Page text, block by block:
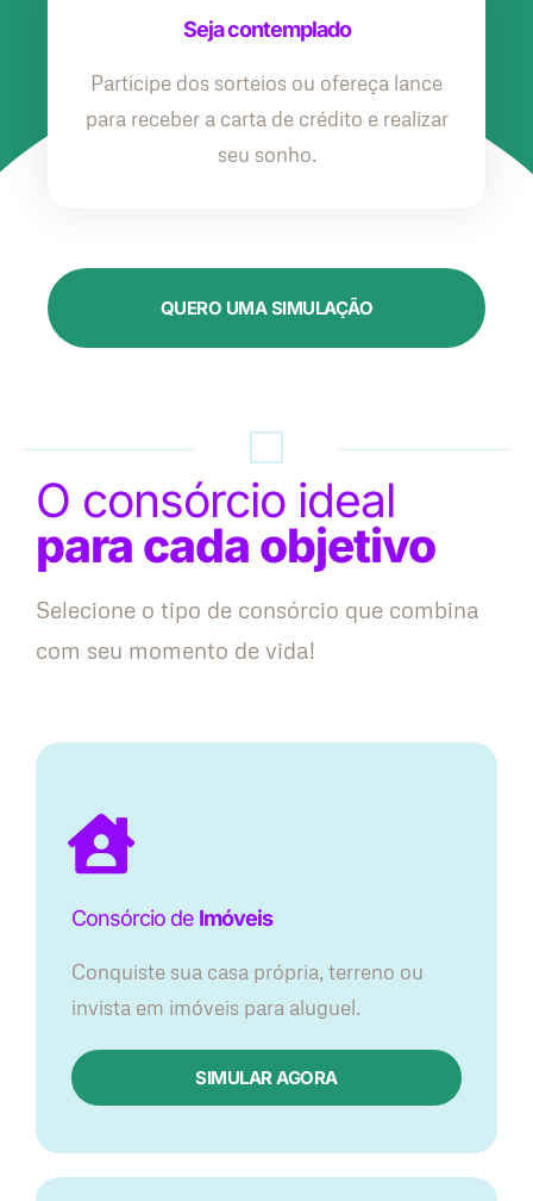
Seja contemplado
Participe dos sorteios ou ofereça lance
para receber a carta de crédito e realizar
seu sonho.
QUERO UMA SIMULAÇÃO
O consórcio ideal
para cada objetivo
Selecione o tipo de consórcio que combina
com seu momento de vida!
Consórcio de Imóveis
Conquiste sua casa própria, terreno ou
invista em imóveis para aluguel.
SIMULAR AGORA​